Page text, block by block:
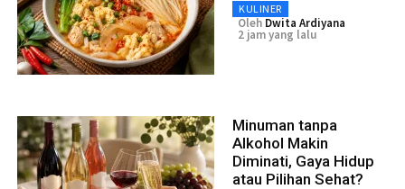
KULINER
Oleh Dwita Ardiyana
2 jam yang lalu
Minuman tanpa
Alkohol Makin
Diminati, Gaya Hidup
atau Pilihan Sehat?